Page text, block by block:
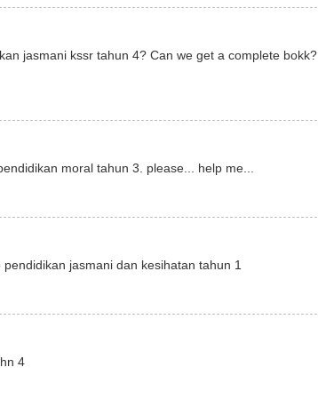
jasmani kssr tahun 4? Can we get a complete bokk?
moral tahun 3. please... help me...
jasmani dan kesihatan tahun 1
4